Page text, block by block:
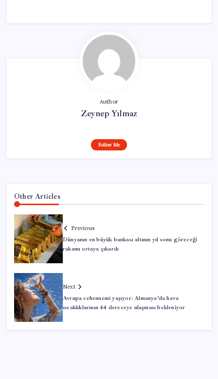
Author
Zeynep Yılmaz
Follow Me
Other Articles
Previous
Dünyanın en büyük bankası altının yıl sonu göreceği
rakamı ortaya çıkardı
Next
Avrupa cehennemi yaşıyor: Almanya’da hava
sıcaklıklarının 44 dereceye ulaşması bekleniyor